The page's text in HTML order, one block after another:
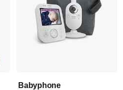
Babyphone